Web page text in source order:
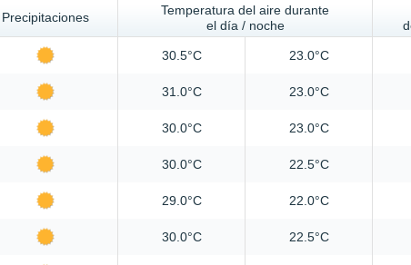
Precipitaciones
Temperatura del aire durante
el día / noche
30.5°C 23.0°C
31.0°C 23.0°C
30.0°C 23.0°C
30.0°C 22.5°C
29.0°C 22.0°C
30.0°C 22.5°C